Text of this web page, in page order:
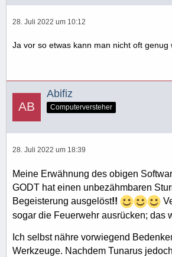
28. Juli 2022 um 10:12
Ja vor so etwas kann man nicht oft genug
Abifiz
Computerversteher
28. Juli 2022 um 18:39
Meine Erwähnung des obigen
GODT hat einen unbezähmbaren
Begeisterung ausgelöst!!
sogar die Feuerwehr ausrücken; das
Ich selbst nähre vorwiegend
Werkzeuge. Nachdem Tunarus